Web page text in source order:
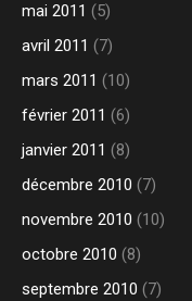
mai 2011 (5)
avril 2011 (7)
mars 2011 (10)
février 2011 (6)
janvier 2011 (8)
décembre 2010 (7)
novembre 2010 (10)
octobre 2010 (8)
septembre 2010 (7)